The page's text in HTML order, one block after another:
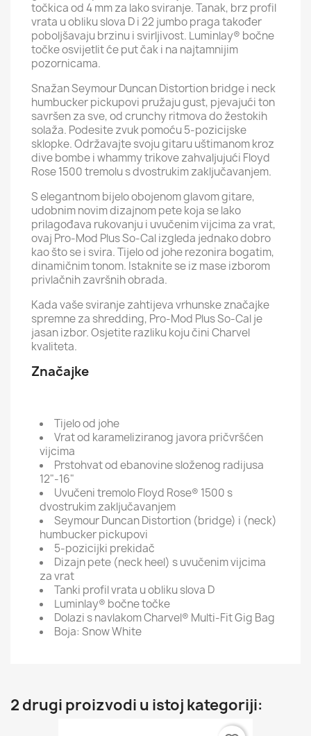
točkica od 4 mm za lako sviranje. Tanak, brz profil
vrata u obliku slova D i 22 jumbo praga također
poboljšavaju brzinu i svirljivost. Luminlay® bočne
točke osvijetlit će put čak i na najtamnijim
pozornicama.
Snažan Seymour Duncan Distortion bridge i neck
humbucker pickupovi pružaju gust, pjevajući ton
savršen za sve, od crunchy ritmova do žestokih
solaža. Podesite zvuk pomoću 5-pozicijske
sklopke. Održavajte svoju gitaru uštimanom kroz
dive bombe i whammy trikove zahvaljujući Floyd
Rose 1500 tremolu s dvostrukim zaključavanjem.
S elegantnom bijelo obojenom glavom gitare,
udobnim novim dizajnom pete koja se lako
prilagođava rukovanju i uvučenim vijcima za vrat,
ovaj Pro-Mod Plus So-Cal izgleda jednako dobro
kao što se i svira. Tijelo od johe rezonira bogatim,
dinamičnim tonom. Istaknite se iz mase izborom
privlačnih završnih obrada.
Kada vaše sviranje zahtijeva vrhunske značajke
spremne za shredding, Pro-Mod Plus So-Cal je
jasan izbor. Osjetite razliku koju čini Charvel
kvaliteta.
Značajke
Tijelo od johe
Vrat od karameliziranog javora pričvršćen
vijcima
Prstohvat od ebanovine složenog radijusa
12"-16"
Uvučeni tremolo Floyd Rose® 1500 s
dvostrukim zaključavanjem
Seymour Duncan Distortion (bridge) i (neck)
humbucker pickupovi
5-pozicijki prekidač
Dizajn pete (neck heel) s uvučenim vijcima
za vrat
Tanki profil vrata u obliku slova D
Luminlay® bočne točke
Dolazi s navlakomCharvel® Multi-Fit Gig Bag
Boja: Snow White
2 drugi proizvodi u istoj kategoriji: